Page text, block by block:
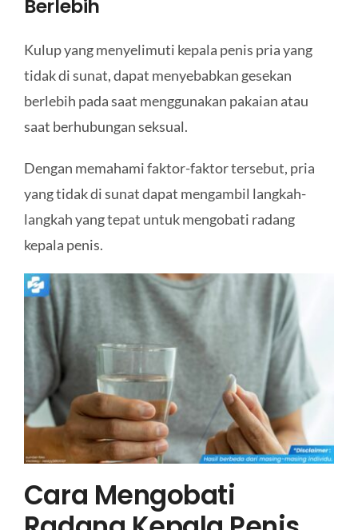
Berlebih
Kulup yang menyelimuti kepala penis pria yang
tidak di sunat, dapat menyebabkan gesekan
berlebih pada saat menggunakan pakaian atau
saat berhubungan seksual.
Dengan memahami faktor-faktor tersebut, pria
yang tidak di sunat dapat mengambil langkah-
langkah yang tepat untuk mengobati radang
kepala penis.
Cara Mengobati